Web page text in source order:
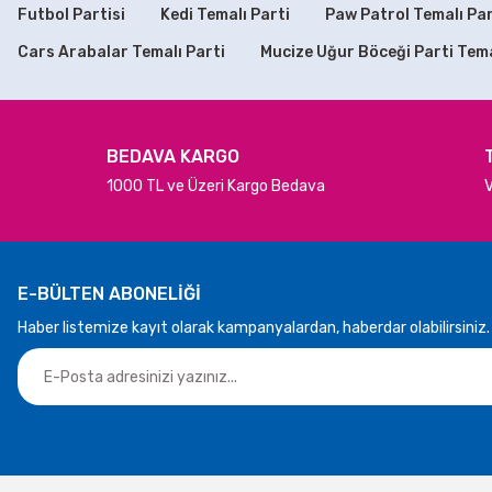
Bu ürüne benzer farklı alternatifler olmalı.
Bride To Be Folyo Balon Gümüş Renk
250,00 TL
Bride To Be
Rose Gold Kalp Folyo Balon
50,00 TL 50,00 TL
Futbol Partisi Kedi Temalı Parti Paw Patrol Temalı
Cars Arabalar Temalı Parti
Mucize Uğur Böceği Parti
BEDAVA KARGO
1000 TL ve Üzeri Kargo Bedava
E-BÜLTEN ABONELİĞİ
Haber listemize kayıt olarak kampanyalardan, haberdar olabilirsiniz.